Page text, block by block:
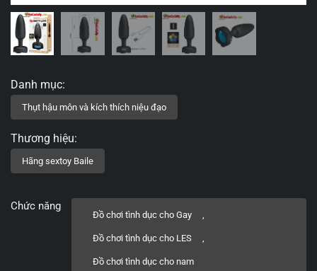
Chức năng
Đồ chơi tình dục cho Gay ,
Đồ chơi tình dục cho LES ,
Đồ chơi tình dục cho nam